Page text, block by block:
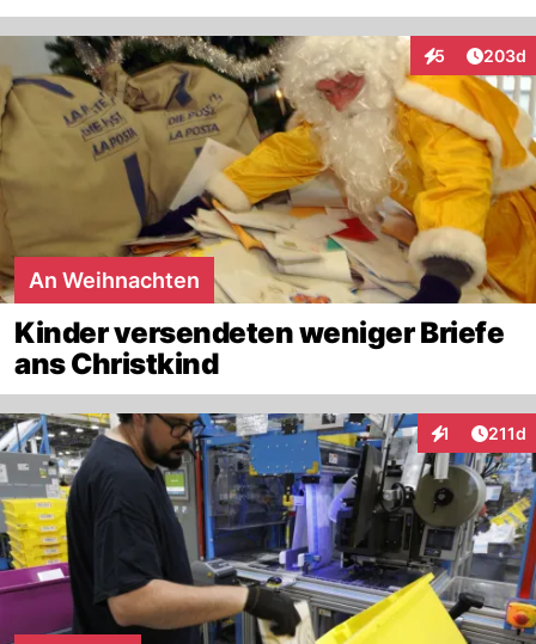
5
Interaktionen
203d
An Weihnachten
Kinder versendeten weniger Briefe
ans Christkind
1
Interaktionen
211d